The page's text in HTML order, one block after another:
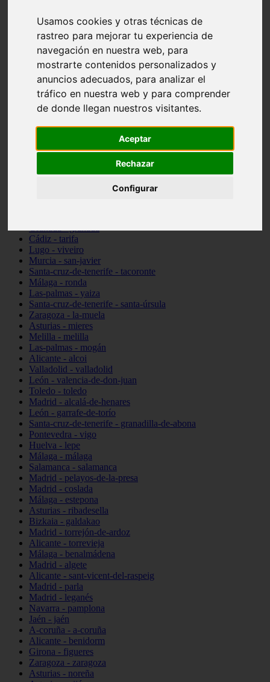
Usamos cookies y otras técnicas de
rastreo para mejorar tu experiencia de
navegación en nuestra web, para
mostrarte contenidos personalizados y
anuncios adecuados, para analizar el
tráfico en nuestra web y para comprender
de donde llegan nuestros visitantes.
Aceptar
Rechazar
Configurar
Madrid - pozuelo-de-alarcón
Teruel - sarrión
Cádiz - algodonales
Illes-balears - inca
Madrid - madrid
Málaga - torremolinos
Asturias - oviedo
Cádiz - el-puerto-de-santa-maría
Asturias - aller
álava - vitoria-gasteiz
Zaragoza - zaragoza
Valencia - valencia
Cádiz - tarifa
Lugo - viveiro
Murcia - san-javier
Santa-cruz-de-tenerife - tacoronte
Málaga - ronda
Las-palmas - yaiza
Santa-cruz-de-tenerife - santa-úrsula
Zaragoza - la-muela
Asturias - mieres
Melilla - melilla
Las-palmas - mogán
Alicante - alcoi
Valladolid - valladolid
León - valencia-de-don-juan
Toledo - toledo
Madrid - alcalá-de-henares
León - garrafe-de-torío
Santa-cruz-de-tenerife - granadilla-de-abona
Pontevedra - vigo
Huelva - lepe
Málaga - málaga
Salamanca - salamanca
Madrid - pelayos-de-la-presa
Madrid - coslada
Málaga - estepona
Asturias - ribadesella
Bizkaia - galdakao
Madrid - torrejón-de-ardoz
Alicante - torrevieja
Málaga - benalmádena
Madrid - algete
Alicante - sant-vicent-del-raspeig
Madrid - parla
Madrid - leganés
Navarra - pamplona
Jaén - jaén
A-coruña - a-coruña
Alicante - benidorm
Girona - figueres
Zaragoza - zaragoza
Asturias - noreña